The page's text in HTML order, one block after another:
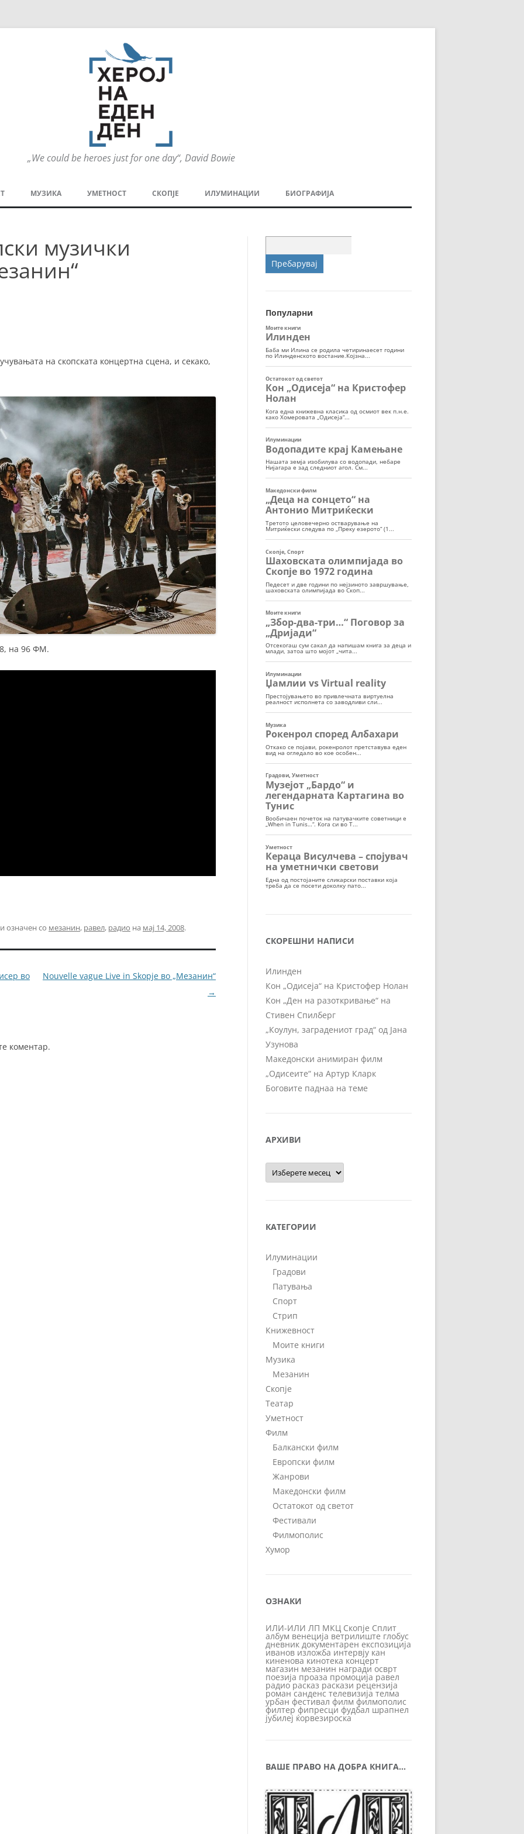
„We could be heroes just for one day“, David Bowie
содржината
МУЗИКА УМЕТНОСТ СКОПЈЕ ИЛУМИНАЦИИ
СПОРТ
БИОГРАФИЈА
музички
на скопската концертна сцена, и секако,
на 96 ФМ.
и означен со мезанин, равел, радио на мај 14, 2008.
во
Nouvelle vague Live in Skopje во „Мезанин“
→
коментар.
за:
Популарни
СКОРЕШНИ НАПИСИ
Илинден
Кон „Одисеја“ на Кристофер Нолан
Кон „Ден на разоткривање“ на
Стивен Спилберг
„Коулун, заградениот град“ од Јана
Узунова
Македонски анимиран филм
„Одисеите“ на Артур Кларк
Боговите паднаа на теме
АРХИВИ
Архиви
КАТЕГОРИИ
Илуминации
Градови
Патувања
Спорт
Стрип
Книжевност
Моите книги
Музика
Мезанин
Скопје
Театар
Уметност
Филм
Балкански филм
Европски филм
Жанрови
Македонски филм
Остатокот од светот
Фестивали
Филмополис
Хумор
ОЗНАКИ
ИЛИ-ИЛИ ЛП МКЦ Скопје Сплит
албум венеција ветрилиште глобус
дневник документарен експозиција
иванов изложба интервју кан
киненова кинотека концерт
магазин мезанин награди осврт
поезија проаза промоција равел
радио расказ раскази рецензија
роман санденс телевизија телма
урбан фестивал филм филмополис
филтер фипресци фудбал шрапнел
јубилеј ќорвезироска
ВАШЕ ПРАВО НА ДОБРА КНИГА…